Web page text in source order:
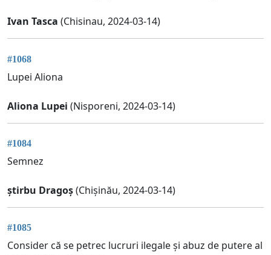
Ivan Tasca (Chisinau, 2024-03-14)
#1068
Lupei Aliona
Aliona Lupei (Nisporeni, 2024-03-14)
#1084
Semnez
știrbu Dragoș(Chișinău, 2024-03-14)
#1085
Consider că se petrec lucruri ilegale și abuz de putere al